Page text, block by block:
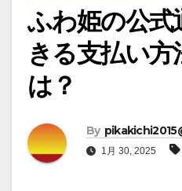
ふわ姫の公式
きる支払い
は？
By
1月 30, 2025